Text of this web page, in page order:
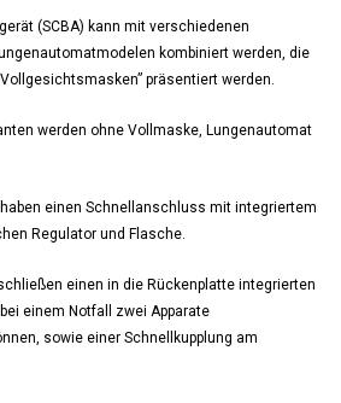
(SCBA) kann mit verschiedenen
kombiniert werden, die
präsentiert werden.
werden ohne Vollmaske, Lungenautomat
einen Schnellanschluss mit integriertem
Regulator und Flasche.
einen in die Rückenplatte integrierten
einem Notfall zwei Apparate
sowie einer Schnellkupplung am